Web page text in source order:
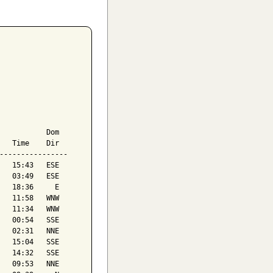
Dom
Time    Dir
15:43   ESE
03:49   ESE
18:36     E
WNW
WNW
00:54   SSE
NNE
15:04   SSE
14:32   SSE
09:53   NNE